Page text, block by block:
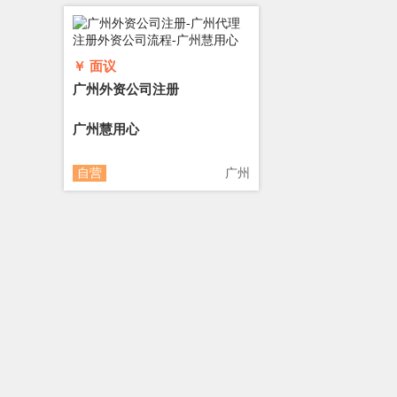
￥ 面议
广州外资公司注册
广州慧用心
自营 广州